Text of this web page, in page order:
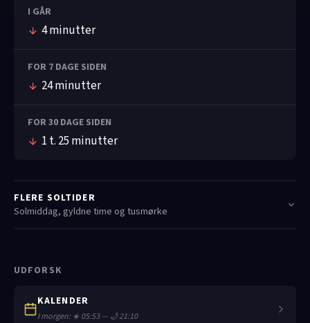
I GÅR
4 minutter
FOR 7 DAGE SIDEN
24 minutter
FOR 30 DAGE SIDEN
1 t. 25 minutter
FLERE SOLTIDER
Solmiddag, gyldne time og tusmørke
UDFORSK
KALENDER
I morgen: ☀️ 05:53 — 🌙 21:10